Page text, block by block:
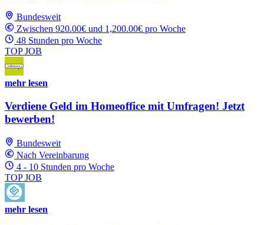
Bundesweit
Zwischen 920.00€ und 1,200.00€ pro Woche
48 Stunden pro Woche
TOP JOB
mehr lesen
Verdiene Geld im Homeoffice mit Umfragen! Jetzt
bewerben!
Bundesweit
Nach Vereinbarung
4 - 10 Stunden pro Woche
TOP JOB
mehr lesen